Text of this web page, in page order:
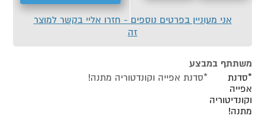
אני מעוניין בפרטים נוספים - חזרו אליי בקשר למוצר
זה
משתתף במבצע
*סדנת
אפייה
וקונדיטוריה
מתנה!
*סדנת אפייה וקונדטוריה מתנה!